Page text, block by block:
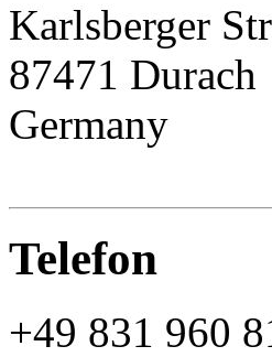
Karlsberger
87471 Durach
Germany
Telefon
+49 831 960